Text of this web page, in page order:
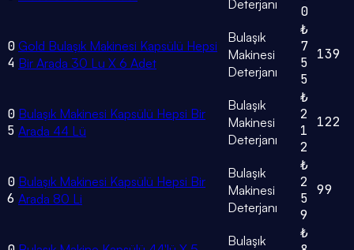
Deterjanı
0
0
4
Gold Bulaşık Makinesi Kapsülü Hepsi
Bir Arada 30 Lu X 6 Adet
Bulaşık
Makinesi
Deterjanı
₺
7
5
5
139
0
5
Bulaşık Makinesi Kapsülü Hepsi Bir
Arada 44 Lü
Bulaşık
Makinesi
Deterjanı
₺
2
1
2
122
0
6
Bulaşık Makinesi Kapsülü Hepsi Bir
Arada 80 Li
Bulaşık
Makinesi
Deterjanı
₺
2
5
9
99
Bulaşık
₺